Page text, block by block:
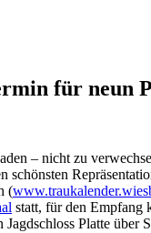
für neun
– nicht zu
(
statt, für den Empfang
Platte über